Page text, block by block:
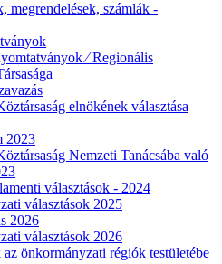
megrendelések, számlák -
⁄ Regionális
elnökének választása
2023
Nemzeti Tanácsába való
választások - 2024
választások 2025
2026
választások 2026
az önkormányzati régiók testületébe